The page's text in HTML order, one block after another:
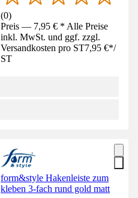
(0)
Preis — 7,95 € * Alle Preise
inkl. MwSt. und ggf. zzgl.
Versandkosten pro ST7,95 €*/
ST
form&style Hakenleiste zum
kleben 3-fach rund gold matt